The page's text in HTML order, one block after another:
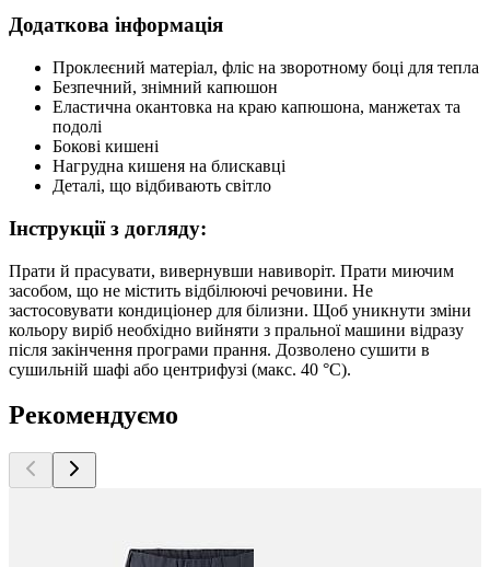
Додаткова інформація
Проклеєний матеріал, фліс на зворотному боці для тепла
Безпечний, знімний капюшон
Еластична окантовка на краю капюшона, манжетах та
подолі
Бокові кишені
Нагрудна кишеня на блискавці
Деталі, що відбивають світло
Інструкції з догляду:
Прати й прасувати, вивернувши навиворіт. Прати миючим
засобом, що не містить відбілюючі речовини. Не
застосовувати кондиціонер для білизни. Щоб уникнути зміни
кольору виріб необхідно вийняти з пральної машини відразу
після закінчення програми прання. Дозволено сушити в
сушильній шафі або центрифузі (макс. 40 °C).
Рекомендуємо